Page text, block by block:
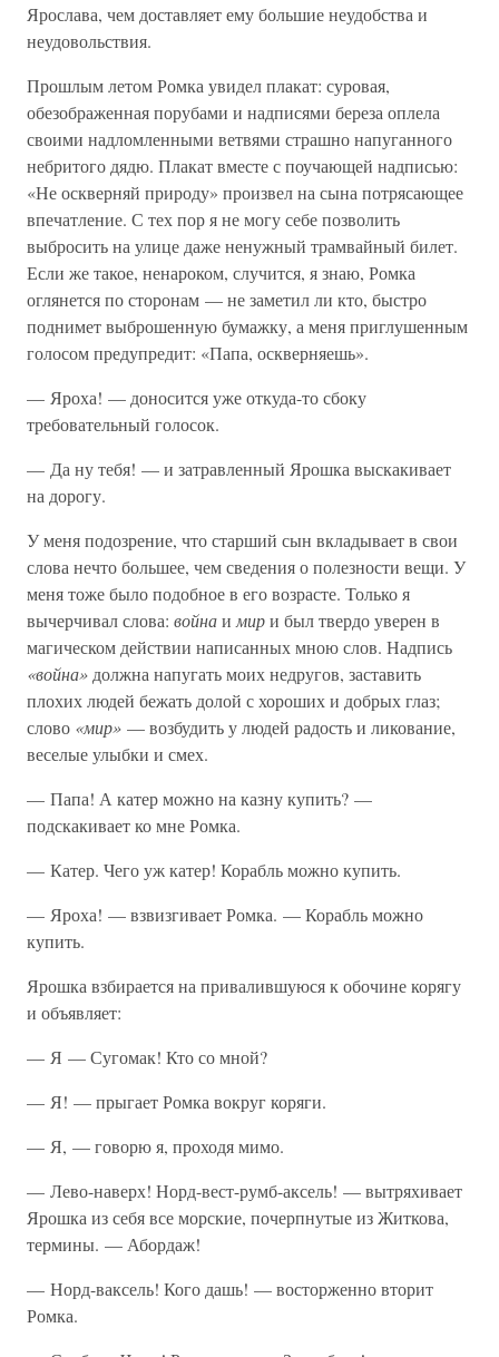
Ярослава, чем доставляет ему большие неудобства и
неудовольствия.
Прошлым летом Ромка увидел плакат: суровая,
обезображенная порубами и надписями береза оплела
своими надломленными ветвями страшно напуганного
небритого дядю. Плакат вместе с поучающей надписью:
«Не оскверняй природу» произвел на сына потрясающее
впечатление. С тех пор я не могу себе позволить
выбросить на улице даже ненужный трамвайный билет.
Если же такое, ненароком, случится, я знаю, Ромка
оглянется по сторонам — не заметил ли кто, быстро
поднимет выброшенную бумажку, а меня приглушенным
голосом предупредит: «Папа, оскверняешь».
— Яроха! — доносится уже откуда-то сбоку
требовательный голосок.
— Да ну тебя! — и затравленный Ярошка выскакивает
на дорогу.
У меня подозрение, что старший сын вкладывает в свои
слова нечто большее, чем сведения о полезности вещи. У
меня тоже было подобное в его возрасте. Только я
вычерчивал слова: войнаи мири был твердо уверен в
магическом действии написанных мною слов. Надпись
«война» должна напугать моих недругов, заставить
плохих людей бежать долой с хороших и добрых глаз;
слово «мир» — возбудить у людей радость и ликование,
веселые улыбки и смех.
— Папа! А катер можно на казну купить? —
подскакивает ко мне Ромка.
— Катер. Чего уж катер! Корабль можно купить.
— Яроха! — взвизгивает Ромка. — Корабль можно
купить.
Ярошка взбирается на привалившуюся к обочине корягу
и объявляет:
— Я — Сугомак! Кто со мной?
— Я! — прыгает Ромка вокруг коряги.
— Я, — говорю я, проходя мимо.
— Лево-наверх! Норд-вест-румб-аксель! — вытряхивает
Ярошка из себя все морские, почерпнутые из Житкова,
термины. — Абордаж!
— Норд-ваксель! Кого дашь! — восторженно вторит
Ромка.